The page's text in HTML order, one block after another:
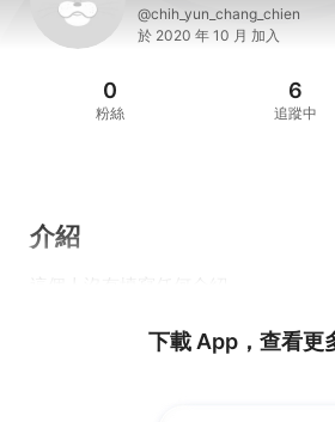
@chih_yun_chang_chien
於 2020 年 10 月 加入
0
粉絲
6
追蹤中
介紹
下載 App，查看更